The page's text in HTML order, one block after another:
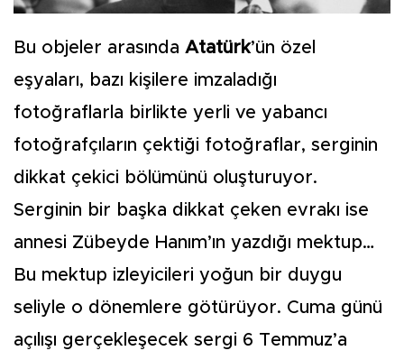
Bu objeler arasında Atatürk’ün özel
eşyaları, bazı kişilere imzaladığı
fotoğraflarla birlikte yerli ve yabancı
fotoğrafçıların çektiği fotoğraflar, serginin
dikkat çekici bölümünü oluşturuyor.
Serginin bir başka dikkat çeken evrakı ise
annesi Zübeyde Hanım’ın yazdığı mektup…
Bu mektup izleyicileri yoğun bir duygu
seliyle o dönemlere götürüyor. Cuma günü
açılışı gerçekleşecek sergi 6 Temmuz’a